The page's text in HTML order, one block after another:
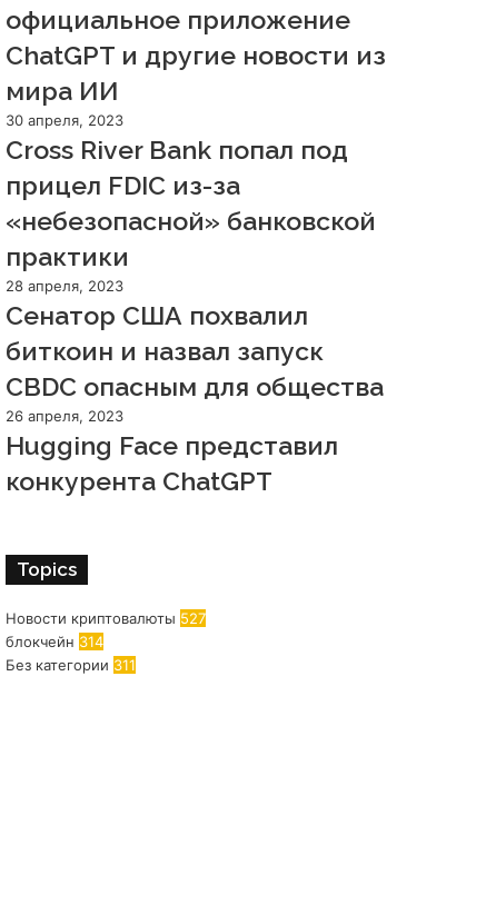
официальное приложение
ChatGPT и другие новости из
мира ИИ
30 апреля, 2023
Cross River Bank попал под
прицел FDIC из-за
«небезопасной» банковской
практики
28 апреля, 2023
Сенатор США похвалил
биткоин и назвал запуск
CBDC опасным для общества
26 апреля, 2023
Hugging Face представил
конкурента ChatGPT
Topics
Новости криптовалюты 527
блокчейн 314
Без категории 311